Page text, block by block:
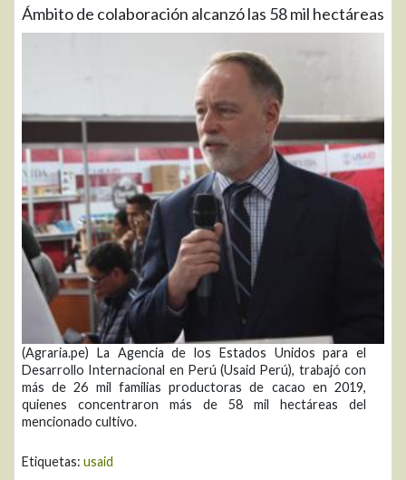
Ámbito de colaboración alcanzó las 58 mil hectáreas
(Agraria.pe) La Agencia de los Estados Unidos para el
Desarrollo Internacional en Perú (Usaid Perú), trabajó con
más de 26 mil familias productoras de cacao en 2019,
quienes concentraron más de 58 mil hectáreas del
mencionado cultivo.
Etiquetas: usaid